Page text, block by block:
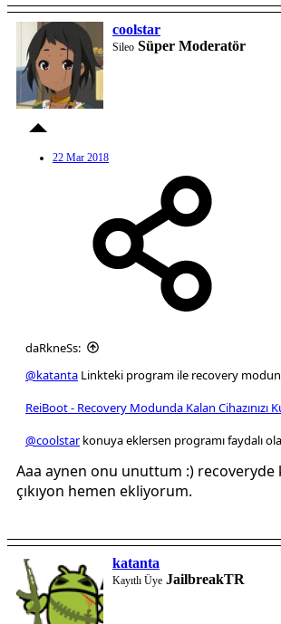
coolstar
Sileo Süper Moderatör
22 Mar 2018
daRkneSs:
@katanta Linkteki program ile recovery
ReiBoot - Recovery Modunda Kalan Cihazınızı
@coolstarkonuya eklersen programı faydalı
Aaa aynen onu unuttum :) recoveryde
çıkıyon hemen ekliyorum.
katanta
Kayıtlı Üye JailbreakTR